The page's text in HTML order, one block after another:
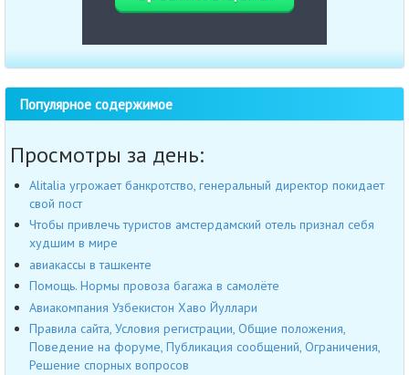
Популярное содержимое
Просмотры за день:
Alitalia угрожает банкротство, генеральный директор покидает
свой пост
Чтобы привлечь туристов амстердамский отель признал себя
худшим в мире
авиакассы в ташкенте
Помощь. Нормы провоза багажа в самолёте
Авиакомпания Узбекистон Хаво Йуллари
Правила сайта, Условия регистрации, Общие положения,
Поведение на форуме, Публикация сообщений, Ограничения,
Решение спорных вопросов